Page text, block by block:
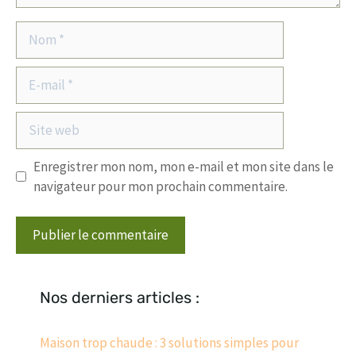
mail
Site
web
Enregistrer mon nom, mon e-mail et mon site dans le
navigateur pour mon prochain commentaire.
Nos derniers articles :
Maison trop chaude : 3 solutions simples pour